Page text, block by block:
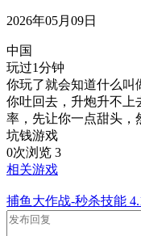
2026年05月09日
中国
玩过1分钟
你玩了就会知道什么叫
你吐回去，升炮升不上
率，先让你一点甜头，
坑钱游戏
0次浏览 3
相关游戏
捕鱼大作战-秒杀技能